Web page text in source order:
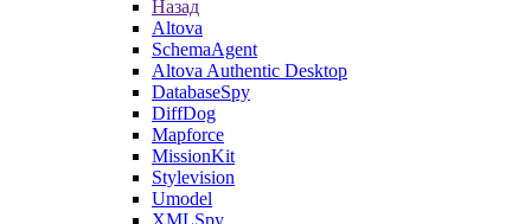
Назад
Altova
SchemaAgent
Altova Authentic Desktop
DatabaseSpy
DiffDog
Mapforce
MissionKit
Stylevision
Umodel
XMLSpy